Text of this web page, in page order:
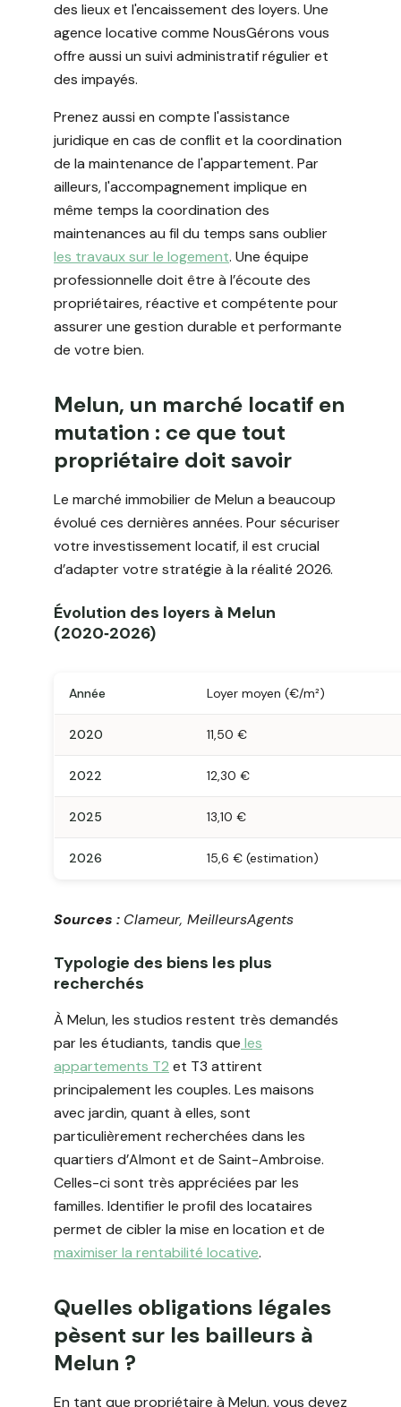
des lieux et l'encaissement des loyers. Une
agence locative comme NousGérons vous
offre aussi un suivi administratif régulier et
des impayés.
Prenez aussi en compte l'assistance
juridique en cas de conflit et la coordination
de la maintenance de l'appartement. Par
ailleurs, l'accompagnement implique en
même temps la coordination des
maintenances au fil du temps sans oublier
les travaux sur le logement. Une équipe
professionnelle doit être à l’écoute des
propriétaires, réactive et compétente pour
assurer une gestion durable et performante
de votre bien.
Melun, un marché locatif en
mutation : ce que tout
propriétaire doit savoir
Le marché immobilier de Melun a beaucoup
évolué ces dernières années. Pour sécuriser
votre investissement locatif, il est crucial
d’adapter votre stratégie à la réalité 2026.
Évolution des loyers à Melun
(2020‑2026)
Année Loyer moyen (€/m²)
2020 11,50 €
2022 12,30 €
2025 13,10 €
2026 15,6 € (estimation)
Sources : Clameur, MeilleursAgents
Typologie des biens les plus
recherchés
À Melun, les studios restent très demandés
par les étudiants, tandis que les
appartements T2 et T3 attirent
principalement les couples. Les maisons
avec jardin, quant à elles, sont
particulièrement recherchées dans les
quartiers d’Almont et de Saint-Ambroise.
Celles-ci sont très appréciées par les
familles. Identifier le profil des locataires
permet de cibler la mise en location et de
maximiser la rentabilité locative.
Quelles obligations légales
pèsent sur les bailleurs à
Melun ?
En tant que propriétaire à Melun, vous devez